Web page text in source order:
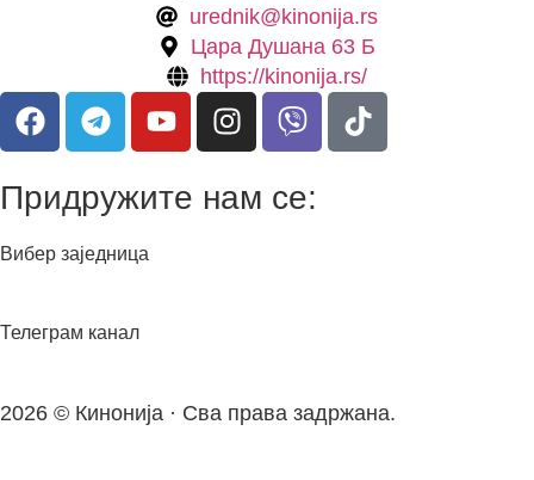
urednik@kinonija.rs
Цара Душана 63 Б
https://kinonija.rs/
Придружите нам се:
Вибер заједница
Телеграм канал
2026 © Кинонија · Сва права задржана.